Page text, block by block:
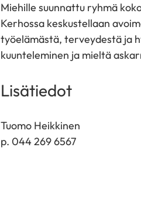
Miehille suunnattu ryhmä
Kerhossa keskustellaan
työelämästä, terveydestä ja
kuunteleminen ja mieltä
Lisätiedot
Tuomo Heikkinen
p. 044 269 6567